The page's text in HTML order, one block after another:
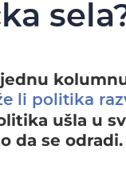
li politika
ušla u
da se odradi.